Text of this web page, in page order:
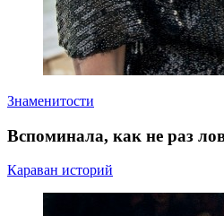
Знаменитости
Вспоминала, как не раз
Караван историй